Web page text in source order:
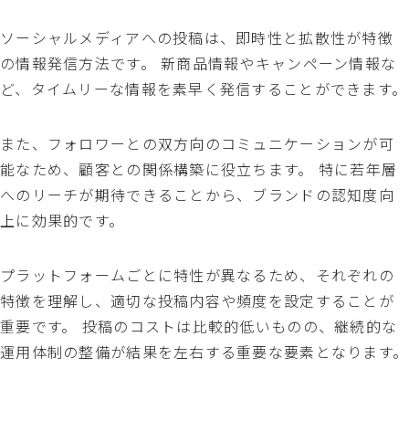
ソーシャルメディアへの投稿は、即時性と拡散性が特徴
の情報発信方法です。 新商品情報やキャンペーン情報な
ど、タイムリーな情報を素早く発信することができます。
また、フォロワーとの双方向のコミュニケーションが可
能なため、顧客との関係構築に役立ちます。 特に若年層
へのリーチが期待できることから、ブランドの認知度向
上に効果的です。
プラットフォームごとに特性が異なるため、それぞれの
特徴を理解し、適切な投稿内容や頻度を設定することが
重要です。 投稿のコストは比較的低いものの、継続的な
運用体制の整備が結果を左右する重要な要素となります。